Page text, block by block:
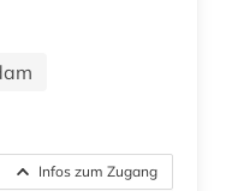
Infos zum Zugang